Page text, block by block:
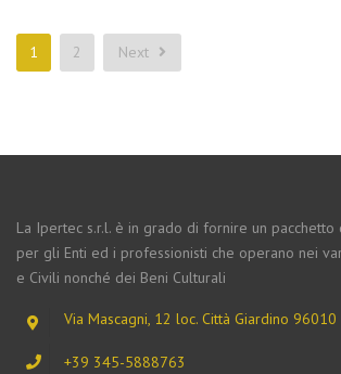
1 2 Next
La Ipertec s.r.l. è in grado di fornire un
per gli Enti ed i professionisti che operano nei
e Civili nonché dei Beni Culturali
Via Mascagni, 12 loc. Città Giardino
+39 345-5888763